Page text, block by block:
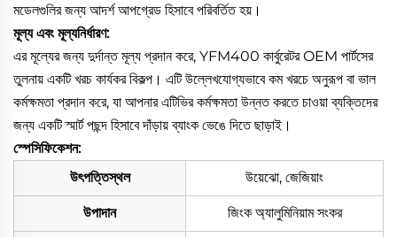
মডেলগুলির জন্য আদর্শ আপগ্রেড হিসাবে পরিবর্তিত হয়।
মূল্য এবং মূল্যনির্ধারণ:
এর মূল্যের জন্য দুর্দান্ত মূল্য প্রদান করে, YFM400 কার্বুরেটর OEM পার্টসের
তুলনায় একটি খরচ কার্যকর বিকল্প। এটি উল্লেখযোগ্যভাবে কম খরচে অনুরূপ বা ভাল
কর্মক্ষমতা প্রদান করে, যা আপনার এটিভির কর্মক্ষমতা উন্নত করতে চাওয়া ব্যক্তিদের
জন্য একটি স্মার্ট পছন্দ হিসাবে দাঁড়ায় ব্যাংক ভেঙে দিতে ছাড়াই।
স্পেসিফিকেশন:
উৎপত্তিস্থল
উয়েঝো, জেজিয়াং
উপাদান জিংক অ্যালুমিনিয়াম সংকর